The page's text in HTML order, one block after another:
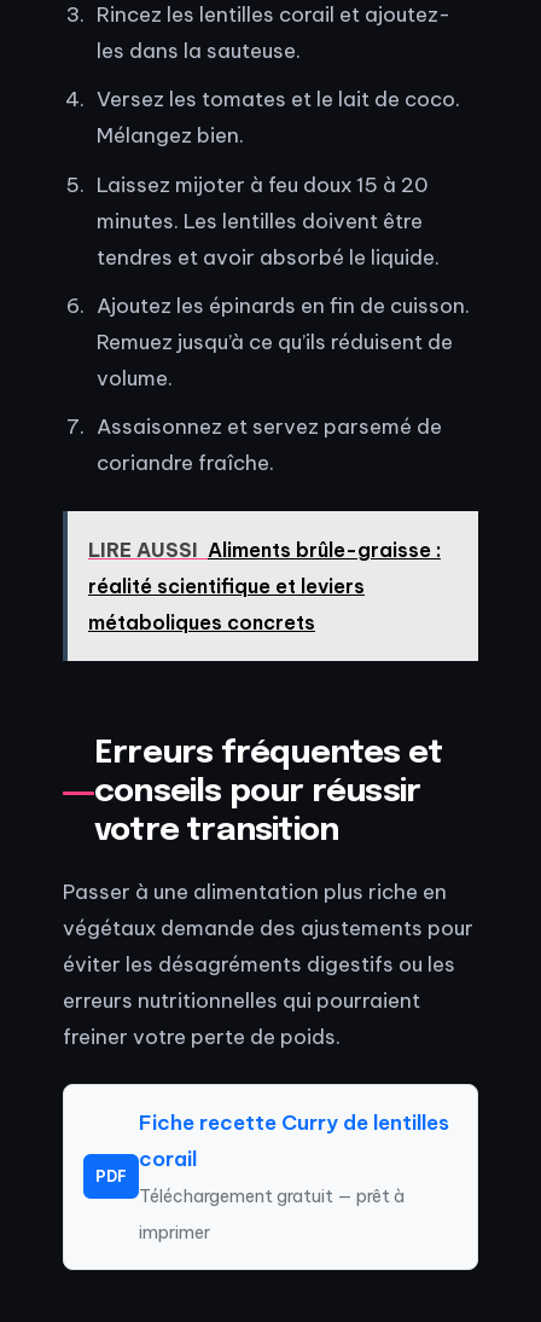
Rincez les lentilles corail et ajoutez-
les dans la sauteuse.
Versez les tomates et le lait de coco.
Mélangez bien.
Laissez mijoter à feu doux 15 à 20
minutes. Les lentilles doivent être
tendres et avoir absorbé le liquide.
Ajoutez les épinards en fin de cuisson.
Remuez jusqu’à ce qu’ils réduisent de
volume.
Assaisonnez et servez parsemé de
coriandre fraîche.
LIRE AUSSI Aliments brûle-graisse :
réalité scientifique et leviers
métaboliques concrets
Erreurs fréquentes et
conseils pour réussir
votre transition
Passer à une alimentation plus riche en
végétaux demande des ajustements pour
éviter les désagréments digestifs ou les
erreurs nutritionnelles qui pourraient
freiner votre perte de poids.
PDF
Fiche recette Curry de lentilles
corail
Téléchargement gratuit — prêt à
imprimer